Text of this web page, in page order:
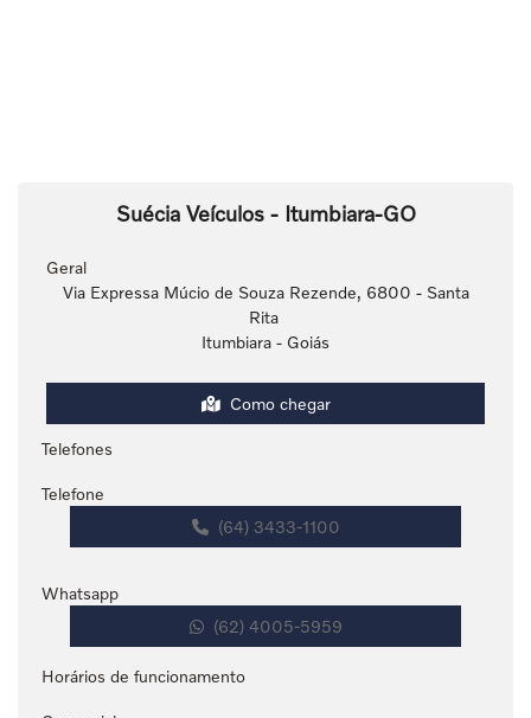
Suécia Veículos - Itumbiara-GO
Geral
Via Expressa Múcio de Souza Rezende, 6800 - Santa
Rita
Itumbiara - Goiás
Como chegar
Telefones
Telefone
(64) 3433-1100
Whatsapp
(62) 4005-5959
Horários de funcionamento